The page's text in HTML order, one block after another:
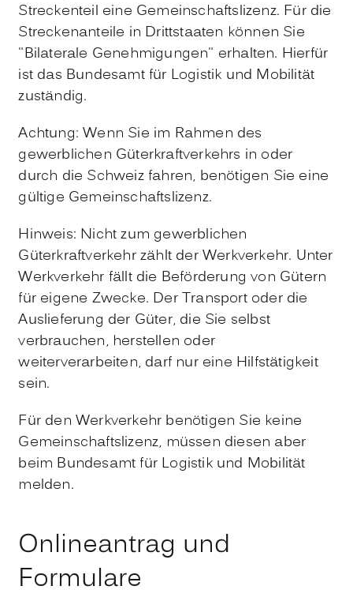
Streckenteil eine Gemeinschaftslizenz. Für die
Streckenanteile in Drittstaaten können Sie
"Bilaterale Genehmigungen" erhalten. Hierfür
ist das Bundesamt für Logistik und Mobilität
zuständig.
Achtung: Wenn Sie im Rahmen des
gewerblichen Güterkraftverkehrs in oder
durch die Schweiz fahren, benötigen Sie eine
gültige Gemeinschaftslizenz.
Hinweis: Nicht zum gewerblichen
Güterkraftverkehr zählt der Werkverkehr. Unter
Werkverkehr fällt die Beförderung von Gütern
für eigene Zwecke. Der Transport oder die
Auslieferung der Güter, die Sie selbst
verbrauchen, herstellen oder
weiterverarbeiten, darf nur eine Hilfstätigkeit
sein.
Für den Werkverkehr benötigen Sie keine
Gemeinschaftslizenz, müssen diesen aber
beim Bundesamt für Logistik und Mobilität
melden.
Onlineantrag und
Formulare